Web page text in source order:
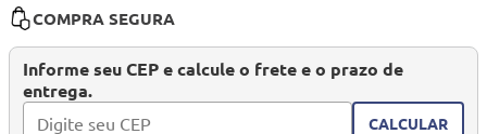
COMPRA SEGURA
Informe seu CEP e calcule o frete e o prazo de
entrega.
CALCULAR